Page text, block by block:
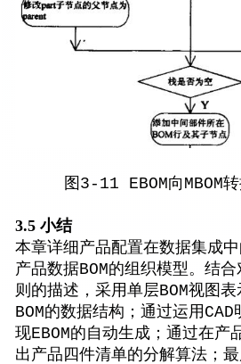
图3-11 EBOM向MBOM
3.5 小结
本章详细产品配置在数据集成
产品数据BOM的组织模型。结
则的描述，采用单层BOM视图
BOM的数据结构；通过运用
现EBOM的自动生成；通过在产
出产品四件清单的分解算法；